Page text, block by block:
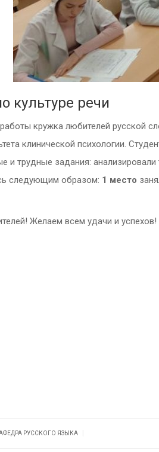
культуре речи
кружка любителей русской
клинической психологии.
и трудные задания:
следующим образом: 1 место
Желаем всем удачи и успехов!
РУССКОГО ЯЗЫКА